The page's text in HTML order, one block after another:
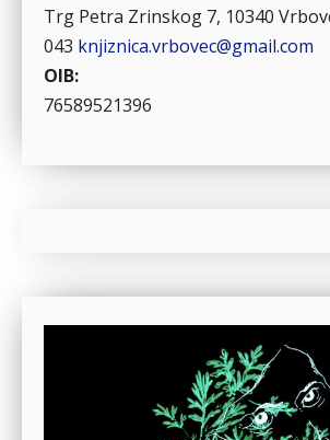
Trg Petra Zrinskog 7, 10340
043 knjiznica.vrbovec@gmail.com
OIB:
76589521396